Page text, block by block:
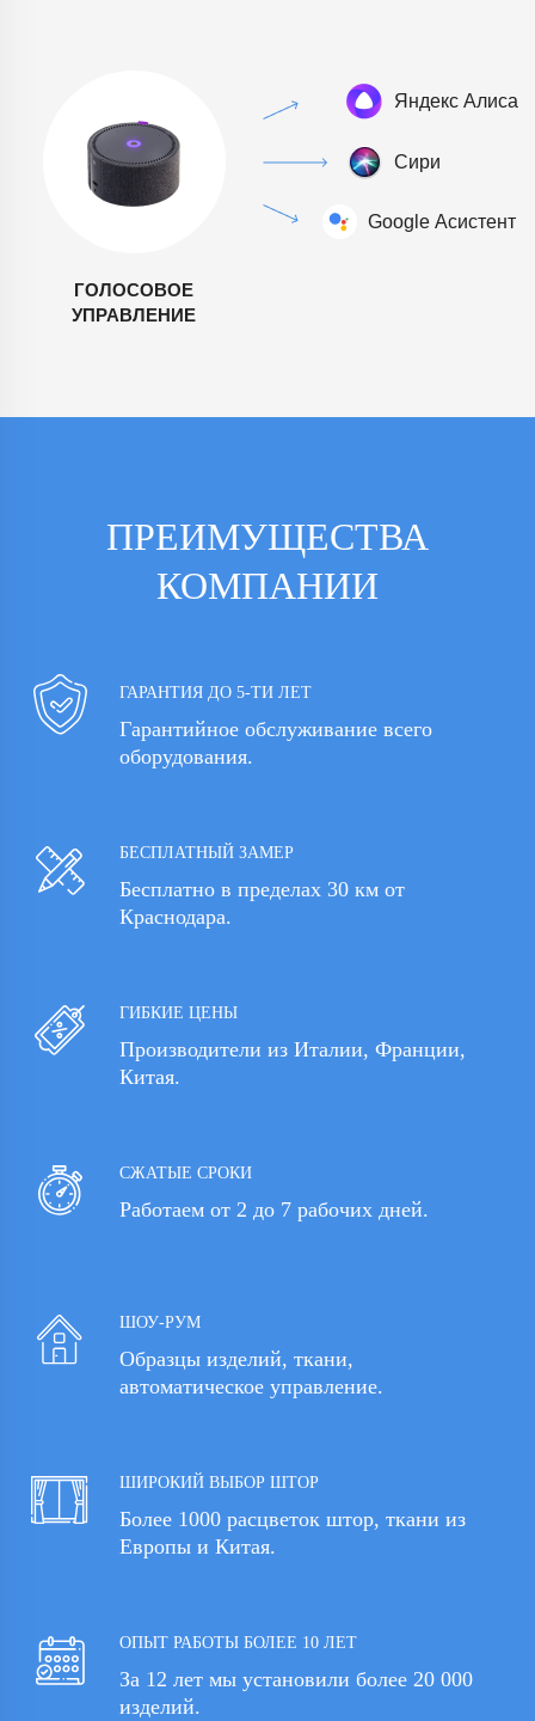
ГОЛОСОВОЕ
УПРАВЛЕНИЕ
ПРЕИМУЩЕСТВА
КОМПАНИИ
ГАРАНТИЯ ДО 5-ТИ ЛЕТ
Гарантийное обслуживание всего
оборудования.
БЕСПЛАТНЫЙ ЗАМЕР
Бесплатно в пределах 30 км от
Краснодара.
ГИБКИЕ ЦЕНЫ
Производители из Италии, Франции,
Китая.
СЖАТЫЕ СРОКИ
Работаем от 2 до 7 рабочих дней.
ШОУ-РУМ
Образцы изделий, ткани,
автоматическое управление.
ШИРОКИЙ ВЫБОР ШТОР
Более 1000 расцветок штор, ткани из
Европы и Китая.
ОПЫТ РАБОТЫ БОЛЕЕ 10 ЛЕТ
За 12 лет мы установили более 20 000
изделий.